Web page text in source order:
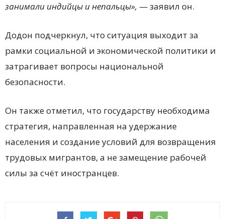
занимали индийцы и непальцы», — заявил он.
Додон подчеркнул, что ситуация выходит за
рамки социальной и экономической политики и
затрагивает вопросы национальной
безопасности.
Он также отметил, что государству необходима
стратегия, направленная на удержание
населения и создание условий для возвращения
трудовых мигрантов, а не замещение рабочей
силы за счёт иностранцев.